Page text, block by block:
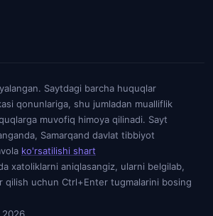
Saytdagi barcha huquqlar
qonunlariga, shu jumladan mualliflik
muvofiq himoya qilinadi. Sayt
Samarqand davlat tibbiyot
ko'rsatilishi shart
xatoliklarni aniqlasangiz, ularni belgilab,
qilish uchun Ctrl+Enter tugmalarini bosing